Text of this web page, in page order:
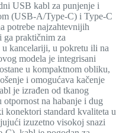
USB kabl za punjenje i
(USB-A/Type-C) i Type-C
potrebe najzahtevnijih
ga praktičnim za
kancelariji, u pokretu ili na
modela je integrisani
u kompaktnom obliku,
i omogućava kačenje
je izrađen od tkanog
otpornost na habanje i dug
konektori standard kvaliteta u
izuzetno visokoj snazi